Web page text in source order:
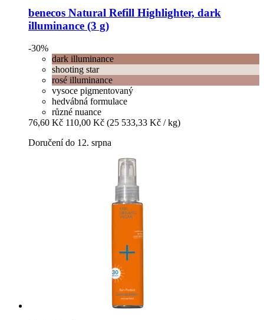
benecos Natural Refill Highlighter, dark
illuminance (3 g)
-30%
dark illuminance
shooting star
rosé illuminance
vysoce pigmentovaný
hedvábná formulace
různé nuance
76,60 Kč 110,00 Kč (25 533,33 Kč / kg)
Doručení do 12. srpna